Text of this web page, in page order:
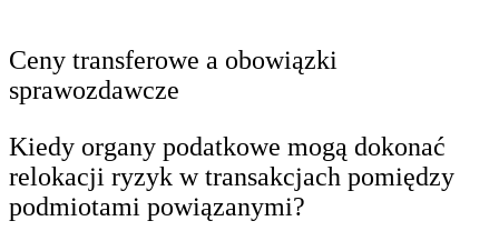
Ceny transferowe a obowiązki
sprawozdawcze
Kiedy organy podatkowe mogą dokonać
relokacji ryzyk w transakcjach pomiędzy
podmiotami powiązanymi?